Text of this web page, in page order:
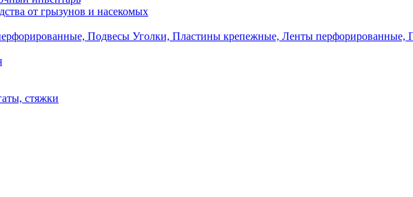
от грызунов и насекомых
Уголки, Пластины крепежные, Ленты перфорированные,
стяжки